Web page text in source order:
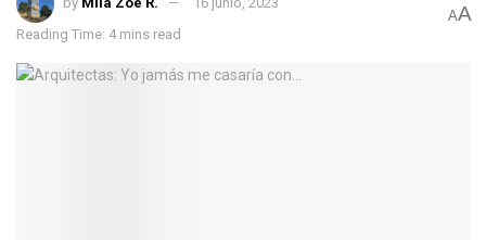
Reading Time: 4 mins read
AA